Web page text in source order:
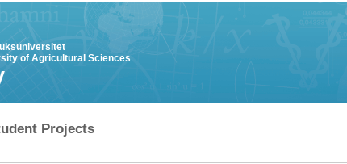
of Agricultural Sciences
Projects